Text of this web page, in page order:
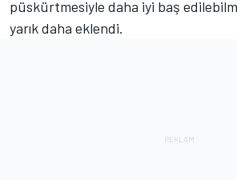
püskürtmesiyle daha iyi baş
yarık daha eklendi.